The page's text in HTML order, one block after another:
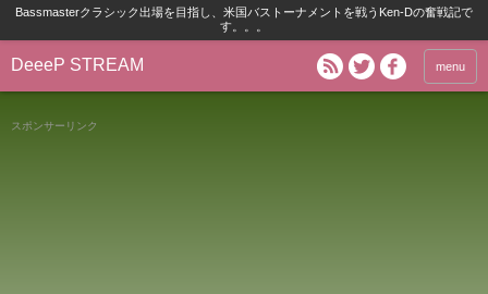
Bassmasterクラシック出場を目指し、米国バストーナメントを戦うKen-Dの奮戦記で
す。。。
DeeeP STREAM menu
スポンサーリンク